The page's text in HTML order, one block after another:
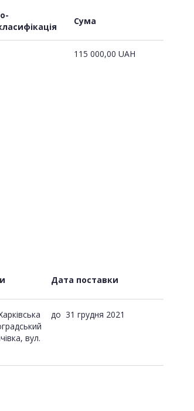
Сума
115 000,00 UAH
Дата поставки
вул.
до 31 грудня 2021